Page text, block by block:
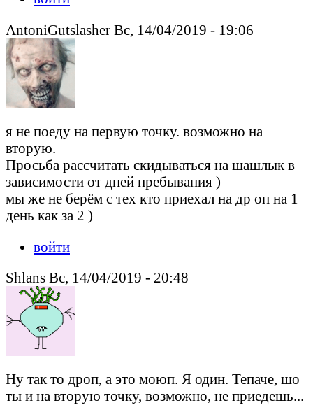
AntoniGutslasher Вс, 14/04/2019 - 19:06
я не поеду на первую точку. возможно на
вторую.
Просьба рассчитать скидываться на шашлык в
зависимости от дней пребывания )
мы же не берём с тех кто приехал на др оп на 1
день как за 2 )
войти
Shlans Вс, 14/04/2019 - 20:48
Ну так то дроп, а это моюп. Я один. Тепаче, шо
ты и на вторую точку, возможно, не приедешь...